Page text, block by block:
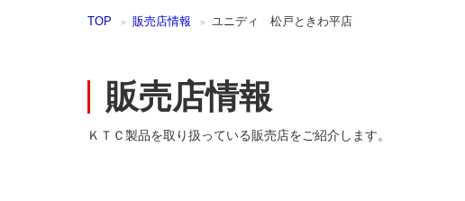
TOP 販売店情報 ユニディ 松戸ときわ平店
販売店情報
ＫＴＣ製品を取り扱っている販売店をご紹介します。